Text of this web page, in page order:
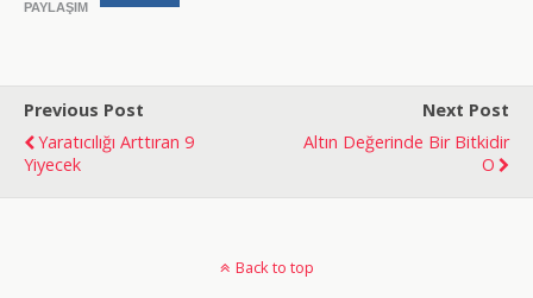
PAYLAŞIM
Previous Post
Yaratıcılığı Arttıran 9
Yiyecek
Next Post
Altın Değerinde Bir Bitkidir
O
Back to top